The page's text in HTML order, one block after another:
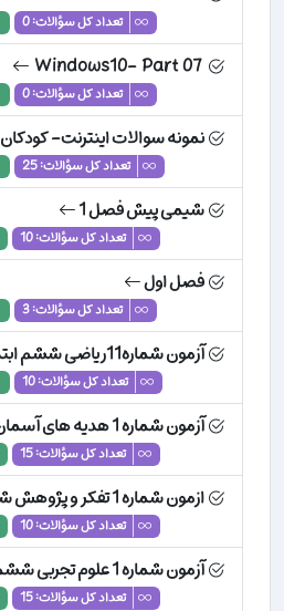
تعداد کل سؤالات: 0
تعداد کل سؤالات: 0
نمونه سوالات اینترنت- کودکان
تعداد کل سؤالات: 25
شیمی پیش فصل 1
تعداد کل سؤالات: 10
فصل اول
تعداد کل سؤالات: 3
آزمون شماره11ریاضی ششم ابتدایی
تعداد کل سؤالات: 10
آزمون شماره 1 هدیه های آسمان ششم ابتدایی
تعداد کل سؤالات: 15
ازمون شماره 1 تفکر و پژوهش ششم ابتدایی
تعداد کل سؤالات: 10
آزمون شماره 1 علوم تجربی ششم ابتدایی
تعداد کل سؤالات: 15